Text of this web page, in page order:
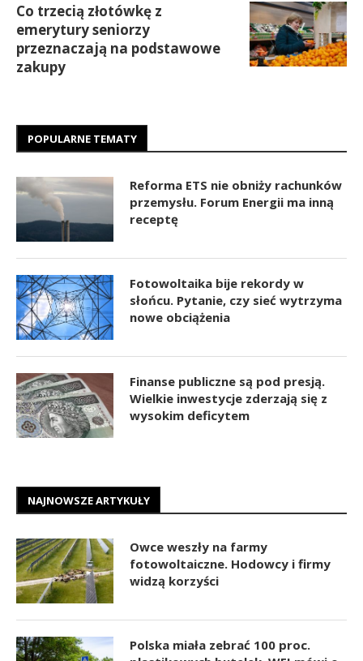
Co trzecią złotówkę z
emerytury seniorzy
przeznaczają na podstawowe
zakupy
POPULARNE TEMATY
Reforma ETS nie obniży rachunków
przemysłu. Forum Energii ma inną
receptę
Fotowoltaika bije rekordy w
słońcu. Pytanie, czy sieć wytrzyma
nowe obciążenia
Finanse publiczne są pod presją.
Wielkie inwestycje zderzają się z
wysokim deficytem
NAJNOWSZE ARTYKUŁY
Owce weszły na farmy
fotowoltaiczne. Hodowcy i firmy
widzą korzyści
Polska miała zebrać 100 proc.